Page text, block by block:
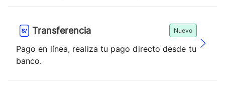
Transferencia Nuevo
Pago en línea, realiza tu pago directo desde tu
banco.